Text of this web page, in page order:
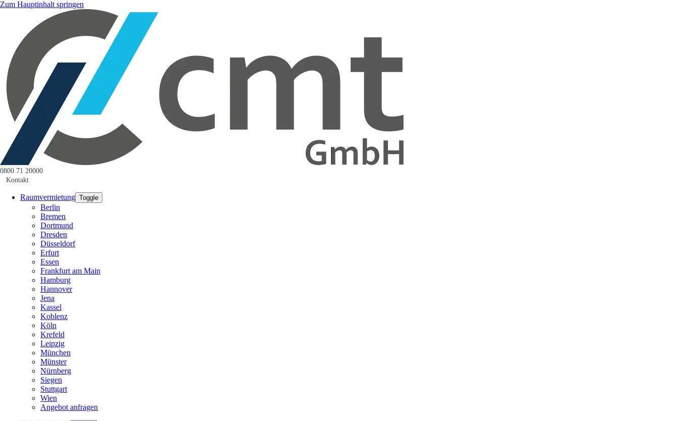
Zum Hauptinhalt springen
0800 71 20000
Kontakt
Raumvermietung Toggle
Berlin
Bremen
Dortmund
Dresden
Düsseldorf
Erfurt
Essen
Frankfurt am Main
Hamburg
Hannover
Jena
Kassel
Koblenz
Köln
Krefeld
Leipzig
München
Münster
Nürnberg
Siegen
Stuttgart
Wien
Angebot anfragen